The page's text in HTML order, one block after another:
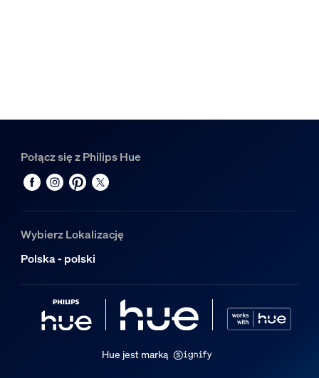
Połącz się z Philips Hue
Wybierz Lokalizację
Polska - polski
Hue jest marką